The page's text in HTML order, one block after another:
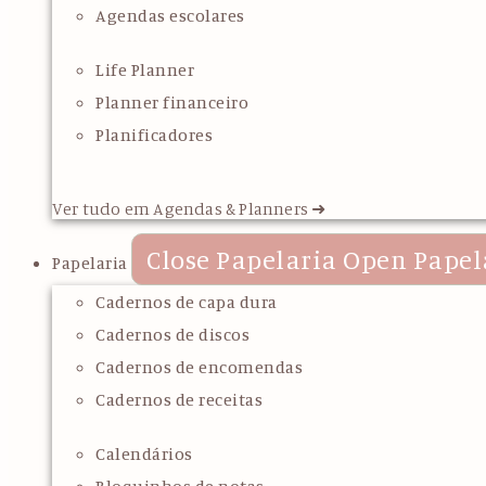
Agendas escolares
Life Planner
Planner financeiro
Planificadores
Ver tudo em Agendas & Planners ➜
Papelaria Close Papelaria Open
Cadernos de capa dura
Cadernos de discos
Cadernos de encomendas
Cadernos de receitas
Calendários